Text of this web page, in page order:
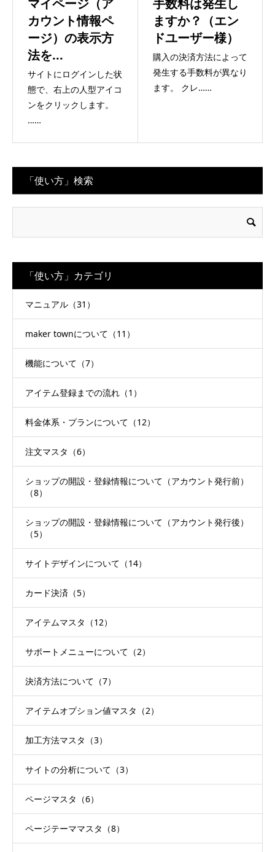
マイページ（ア
カウント情報ペ
ージ）の表示方
法を...
サイトにログインした状
態で、右上の人型アイコ
ンをクリックします。
……
手数料は発生し
ますか？（エン
ドユーザー様）
購入の決済方法によって
発生する手数料が異なり
ます。 クレ……
「使い方」検索
「使い方」カテゴリ
マニュアル（31）
maker townについて（11）
機能について（7）
アイテム登録までの流れ（1）
料金体系・プランについて（12）
注文マスタ（6）
ショップの開設・登録情報について（アカウント発行前）
（8）
ショップの開設・登録情報について（アカウント発行後）
（5）
サイトデザインについて（14）
カード決済（5）
アイテムマスタ（12）
サポートメニューについて（2）
決済方法について（7）
アイテムオプション値マスタ（2）
加工方法マスタ（3）
サイトの分析について（3）
ページマスタ（6）
ページテーママスタ（8）